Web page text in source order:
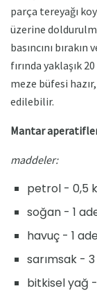
parça tereyağı
üzerine
basıncını
fırında yaklaşık
meze büfesi
edilebilir.
Mantar
maddeler:
petrol - 0,5
soğan - 1
havuç - 1
sarımsak - 3
bitkisel yağ